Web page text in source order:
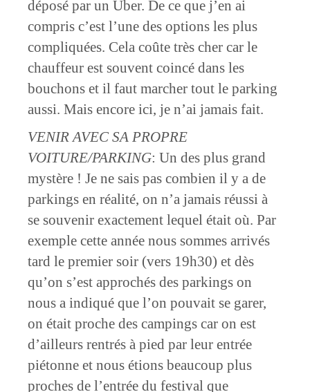
déposé par un Uber. De ce que j’en ai
compris c’est l’une des options les plus
compliquées. Cela coûte très cher car le
chauffeur est souvent coincé dans les
bouchons et il faut marcher tout le parking
aussi. Mais encore ici, je n’ai jamais fait.
VENIR AVEC SA PROPRE
VOITURE/PARKING: Un des plus grand
mystère ! Je ne sais pas combien il y a de
parkings en réalité, on n’a jamais réussi à
se souvenir exactement lequel était où. Par
exemple cette année nous sommes arrivés
tard le premier soir (vers 19h30) et dès
qu’on s’est approchés des parkings on
nous a indiqué que l’on pouvait se garer,
on était proche des campings car on est
d’ailleurs rentrés à pied par leur entrée
piétonne et nous étions beaucoup plus
proches de l’entrée du festival que